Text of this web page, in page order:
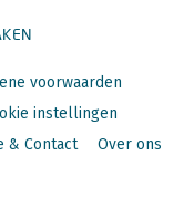
voorwaarden
instellingen
& Contact Over ons